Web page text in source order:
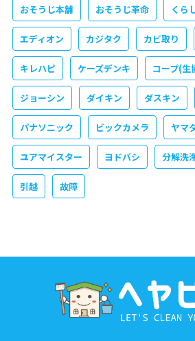
おそうじ本舗 おそうじ革命 くら
エディオン カジタク カビ取り
キレハピ ケーズデンキ コープ(生
ジョーシン ダイキン ダスキン
パナソニック ビックカメラ ヤマ
ユアマイスター ヨドバシ 分解洗
引越 故障